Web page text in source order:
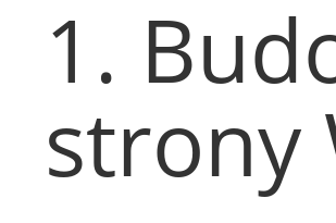
1.
strony